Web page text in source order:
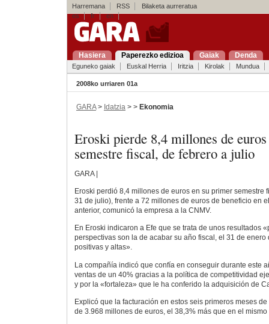
Harremana RSS
Bilaketa aurreratua
es
fr en
Hasiera Paperezko edizioa Gaiak Denda
Eguneko gaiak Euskal Herria Iritzia Kirolak Mundua
2008ko urriaren 01a
GARA> Idatzia > > Ekonomia
Eroski pierde 8,4 millones de
semestre fiscal, de febrero a julio
GARA |
Eroski perdió 8,4 millones de euros en su primer semestre
31 de julio), frente a 72 millones de euros de beneficio en
anterior, comunicó la empresa a la CNMV.
En Eroski indicaron a Efe que se trata de unos resultados
perspectivas son la de acabar su año fiscal, el 31 de enero
positivas y altas».
La compañía indicó que confía en conseguir durante este
ventas de un 40% gracias a la política de competitividad
y por la «fortaleza» que le ha conferido la adquisición de
Explicó que la facturación en estos seis primeros meses
de 3.968 millones de euros, el 38,3% más que en el